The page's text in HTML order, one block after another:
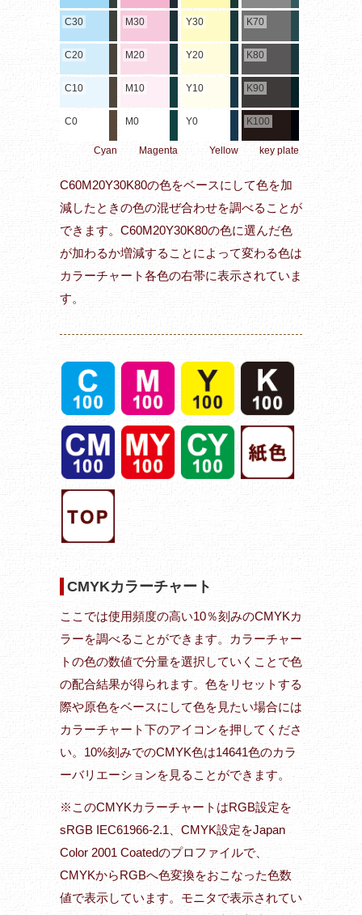
C30
C20
C10
C0
Cyan
M30
M20
M10
M0
Magenta
Y30
Y20
Y10
Y0
Yellow
K70
K80
K90
K100
key plate
C60M20Y30K80の色をベースにして色を加
減したときの色の混ぜ合わせを調べることが
できます。C60M20Y30K80の色に選んだ色
が加わるか増減することによって変わる色は
カラーチャート各色の右帯に表示されていま
す。
CMYKカラーチャート
ここでは使用頻度の高い10％刻みのCMYKカ
ラーを調べることができます。カラーチャー
トの色の数値で分量を選択していくことで色
の配合結果が得られます。色をリセットする
際や原色をベースにして色を見たい場合には
カラーチャート下のアイコンを押してくださ
い。10%刻みでのCMYK色は14641色のカラ
ーバリエーションを見ることができます。
※このCMYKカラーチャートはRGB設定を
sRGB IEC61966-2.1、CMYK設定をJapan
Color 2001 Coatedのプロファイルで、
CMYKからRGBへ色変換をおこなった色数
値で表示しています。モニタで表示されてい